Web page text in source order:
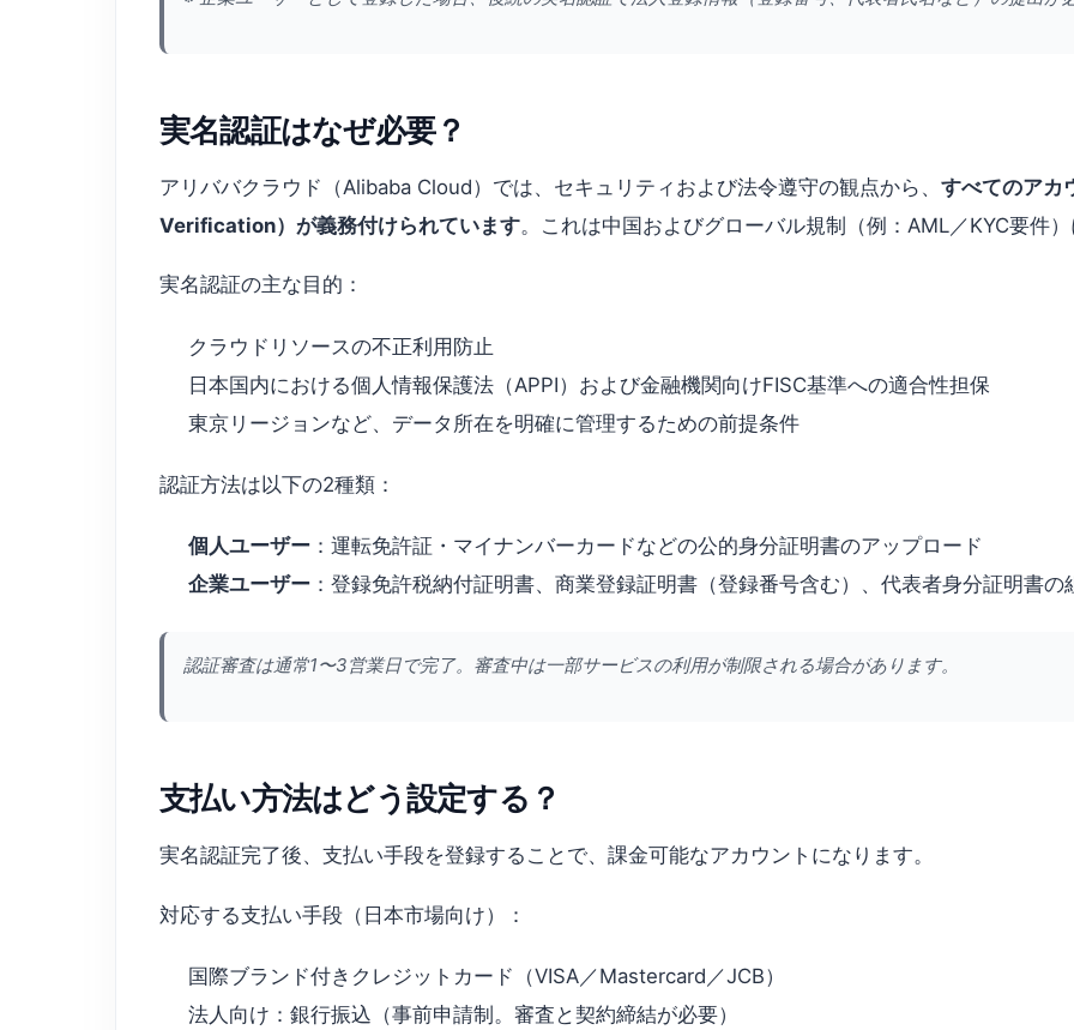
実名認証はなぜ必要？
アリババクラウド（Alibaba Cloud）では、セキュリティおよび法令遵守の観点から、 すべてのアカ
Verification）が義務付けられています。これは中国およびグローバル規制（例：AML／KYC要件）
実名認証の主な目的：
クラウドリソースの不正利用防止
日本国内における個人情報保護法（APPI）および金融機関向けFISC基準への適合性担保
東京リージョンなど、データ所在を明確に管理するための前提条件
認証方法は以下の2種類：
個人ユーザー ：運転免許証・マイナンバーカードなどの公的身分証明書のアップロード
企業ユーザー ：登録免許税納付証明書、商業登録証明書（登録番号含む）、代表者身分証明書の
認証審査は通常1〜3営業日で完了。審査中は一部サービスの利用が制限される場合があります。
支払い方法はどう設定する？
実名認証完了後、支払い手段を登録することで、課金可能なアカウントになります。
対応する支払い手段（日本市場向け）：
国際ブランド付きクレジットカード（VISA／Mastercard／JCB）
法人向け：銀行振込（事前申請制。審査と契約締結が必要）